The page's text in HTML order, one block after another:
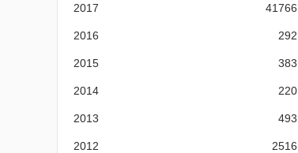
2017 41766
2016 292
2015 383
2014 220
2013 493
2012
2516